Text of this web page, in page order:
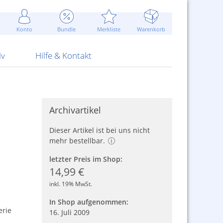
Konto Bundle Merkliste Warenkorb
Attrappen Blitzschnell...
Sommerpreise u.v.m.
ARS Pirotecnia
Hilfe & Kontakt
Kontaktformular
AGB
Archivartikel
Dieser Artikel ist bei uns nicht
mehr bestellbar.
letzter Preis im Shop:
14,99 €
inkl. 19% MwSt.
In Shop aufgenommen:
16. Juli 2009